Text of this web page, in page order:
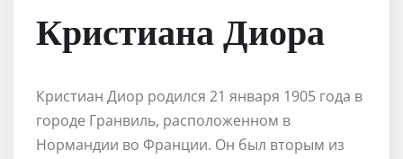
Кристиана Диора
Кристиан Диор родился 21 января 1905 года в
городе Гранвиль, расположенном в
Нормандии во Франции. Он был вторым из